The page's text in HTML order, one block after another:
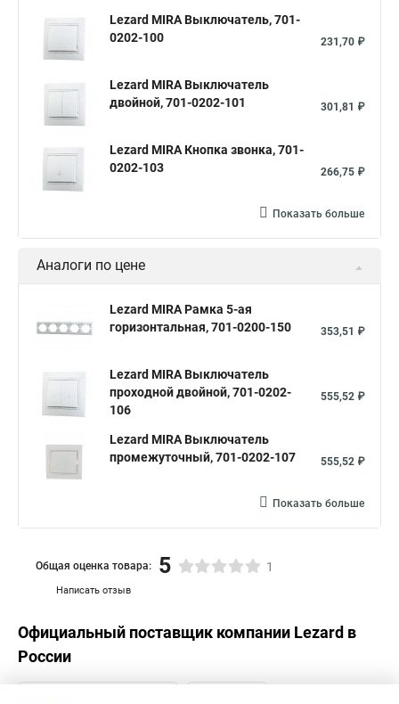
Lezard MIRA Выключатель, 701-
0202-100
231,70 ₽
Lezard MIRA Выключатель
двойной, 701-0202-101
301,81 ₽
Lezard MIRA Кнопка звонка, 701-
0202-103
266,75 ₽
Показать больше
Аналоги по цене
Lezard MIRA Рамка 5-ая
горизонтальная, 701-0200-150
353,51 ₽
Lezard MIRA Выключатель
проходной двойной, 701-0202-
106
555,52 ₽
Lezard MIRA Выключатель
промежуточный, 701-0202-107
555,52 ₽
Показать больше
Написать отзыв
Общая оценка товара: 5 1
Официальный поставщик компании Lezard в
России